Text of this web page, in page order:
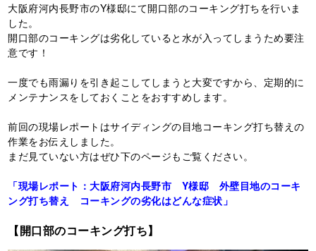
大阪府河内長野市のY様邸にて開口部のコーキング打ちを行いま
した。
開口部のコーキングは劣化していると水が入ってしまうため要注
意です！
一度でも雨漏りを引き起こしてしまうと大変ですから、定期的に
メンテナンスをしておくことをおすすめします。
前回の現場レポートはサイディングの目地コーキング打ち替えの
作業をお伝えしました。
まだ見ていない方はぜひ下のページもご覧ください。
「現場レポート：大阪府河内長野市 Y様邸 外壁目地のコーキ
ング打ち替え コーキングの劣化はどんな症状」
【開口部のコーキング打ち】